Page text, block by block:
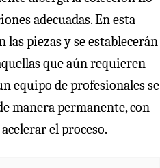
adecuadas. En esta
las piezas y se establecerán
que aún requieren
equipo de profesionales se
manera permanente, con
el proceso.